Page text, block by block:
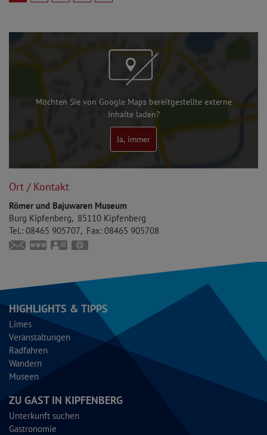
Möchten Sie von Google Maps bereitgestellte externe
Inhalte laden?
Ja, immer
Ort / Kontakt
Römer und Bajuwaren Museum
Burg Kipfenberg
85110 Kipfenberg
Tel.: 08465 905707 Fax: 08465 905708
museum@markt-kipfenberg.de
www.bajuwaren-kipfenberg.de
vCard
HIGHLIGHTS & TIPPS
Limes
Veranstaltungen
Radfahren
Wandern
Museen
ZU GAST IN KIPFENBERG
Unterkunft suchen
Gastronomie